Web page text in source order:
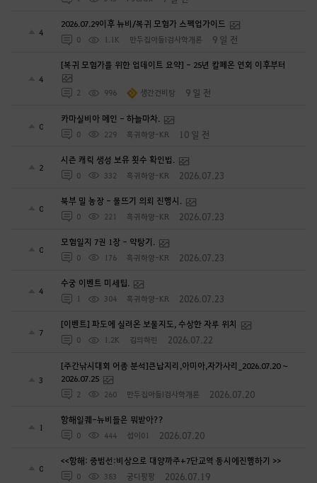
4
2026.07.29이후 뉴비/복귀 모험가 스펙업가이드
0 1.1K 만두집아들I검사학개론 9 일 전
4
[복귀 모험가를 위한 업데이트 요약] - 25년 칼페온 연회 이후부터
2 996 생간건비탕 9 일 전
0
카마실비아 메인 - 하늘마차.
0 229 흑귀하양-KR 10 일 전
2
시즌 캐릭 생성 보유 횟수 확인법.
0 332 흑귀하양-KR 2026.07.23
0
북부 밀 농장 - 물뜨기 의뢰 진행시.
0 221 흑귀하양-KR 2026.07.23
0
모험일지 7권 1장 - 약탕기.
0 176 흑귀하양-KR 2026.07.23
4
수궁 이벤트 미세팁.
1 304 흑귀하양-KR 2026.07.23
7
[이벤트] 파도에 실려온 보물지도, 수상한 자루 위치
0 1.2K 김의하린 2026.07.22
3
[주간낚시대회 어종 분석]큰납지리,아미아,자가사리_2026.07.20 ~
2026.07.25
2 260 만두집아들I검사학개론 2026.07.20
1
항해일퀘-뉴비들은 뭐받아??
0 444 섭이01 2026.07.20
0
<<항해: 중범선:비상으로 대양까주+7단교역 동시에진행하기 >>
0 383 궁디팡팡 2026.07.19